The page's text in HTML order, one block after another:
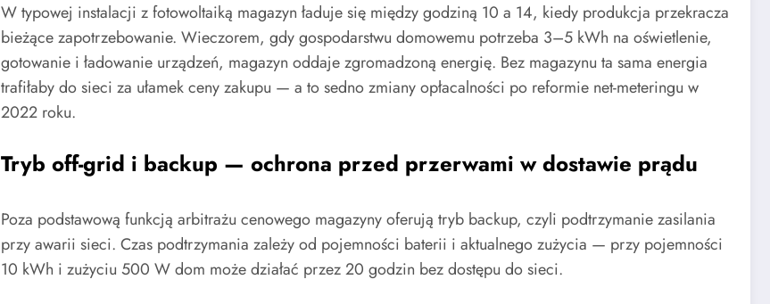
W typowej instalacji z fotowoltaiką magazyn ładuje się między godziną 10 a 14, kiedy produkcja przekracza
bieżące zapotrzebowanie. Wieczorem, gdy gospodarstwu domowemu potrzeba 3–5 kWh na oświetlenie,
gotowanie i ładowanie urządzeń, magazyn oddaje zgromadzoną energię. Bez magazynu ta sama energia
trafiłaby do sieci za ułamek ceny zakupu — a to sedno zmiany opłacalności po reformie net-meteringu w
2022 roku.
Tryb off-grid i backup — ochrona przed przerwami w dostawie prądu
Poza podstawową funkcją arbitrażu cenowego magazyny oferują tryb backup, czyli podtrzymanie zasilania
przy awarii sieci. Czas podtrzymania zależy od pojemności baterii i aktualnego zużycia — przy pojemności
10 kWh i zużyciu 500 W dom może działać przez 20 godzin bez dostępu do sieci.